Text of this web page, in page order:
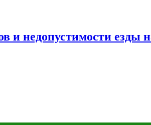
и недопустимости езды